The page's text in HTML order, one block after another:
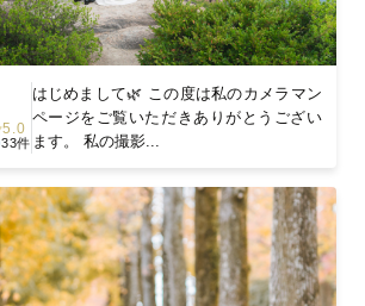
5.0
33件
はじめまして🌿 この度は私のカメラマン
ページをご覧いただきありがとうござい
ます。 私の撮影...